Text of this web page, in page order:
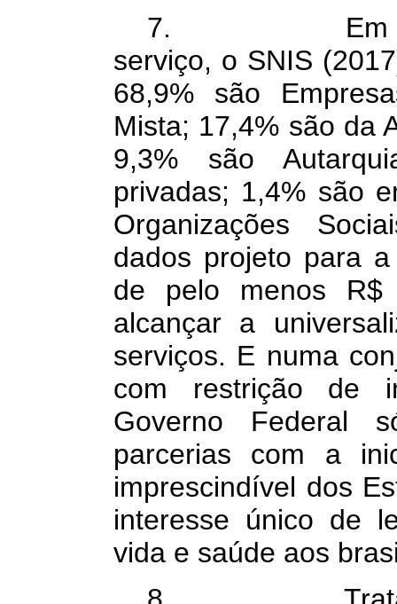
7. Em
serviço, o SNIS
68,9% são
Mista; 17,4% são da
9,3% são
privadas; 1,4% são
Organizações
dados projeto para
de pelo menos
alcançar a
serviços. E numa
com restrição de
Governo Federal
parcerias com a
imprescindível dos
interesse único de
vida e saúde aos